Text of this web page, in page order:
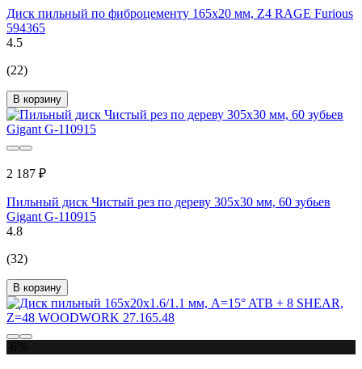
Диск пильный по фиброцементу 165x20 мм, Z4 RAGE Furious
594365
4.5
(22)
В корзину
2 187 ₽
Пильный диск Чистый рез по дереву 305x30 мм, 60 зубьев
Gigant G-110915
4.8
(32)
В корзину